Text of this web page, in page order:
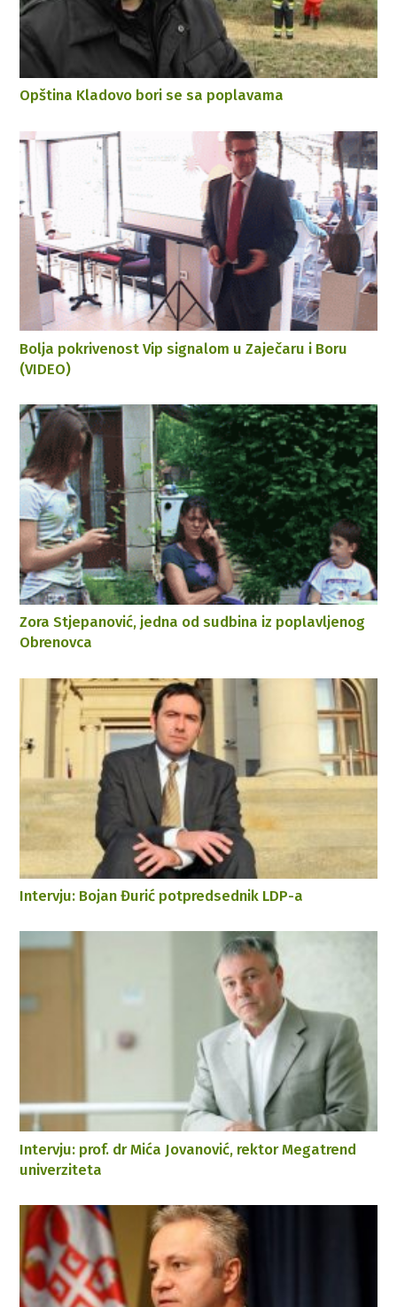
Opština Kladovo bori se sa poplavama
Bolja pokrivenost Vip signalom u Zaječaru i Boru
(VIDEO)
Zora Stjepanović, jedna od sudbina iz poplavljenog
Obrenovca
Intervju: Bojan Đurić potpredsednik LDP-a
Intervju: prof. dr Mića Jovanović, rektor Megatrend
univerziteta